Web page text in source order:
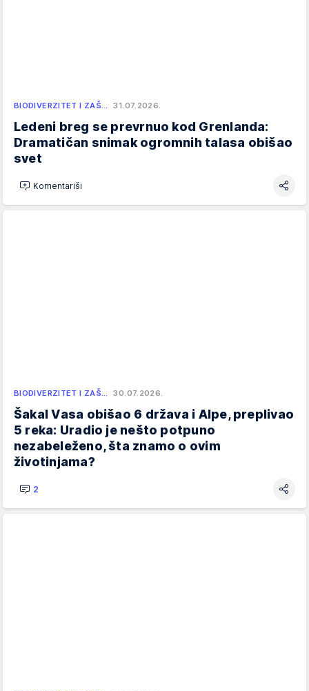
BIODIVERZITET I ZAŠ… 31.07.2026.
Ledeni breg se prevrnuo kod Grenlanda:
Dramatičan snimak ogromnih talasa obišao
svet
Komentariši
BIODIVERZITET I ZAŠ… 30.07.2026.
Šakal Vasa obišao 6 država i Alpe, preplivao
5 reka: Uradio je nešto potpuno
nezabeleženo, šta znamo o ovim
životinjama?
2